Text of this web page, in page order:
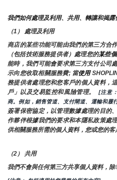
我們如何處理及利用、共用、轉讓和揭露
（1） 處理及利用
商店的某些功能可能由我們的第三方合
（包括技術服務提供者）處理您的某些
能時，我們可能會要求第三方支付公司
示向您收取相關服務費; 當使用
務提供者處理您和您客戶的個人資料，
戶」以及交易監控和風險管理。
[注意
商。例如，銷售管道、支付閘道、運輸和履
簽署保密協定，以管理數據處理的目的
作夥伴根據我們的要求和本隱私政策處
供相關服務所需的個人資料，您或您的客
（2） 共用
我們不會與任何第三方共享個人資料，除